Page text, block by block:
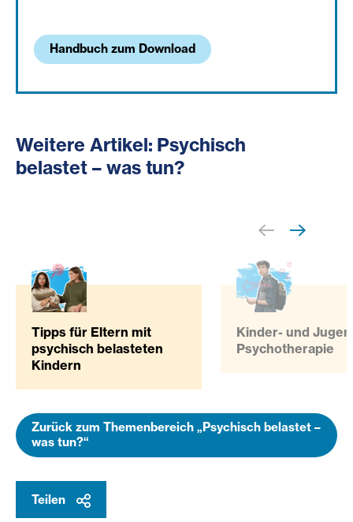
Handbuch zum Download
Weitere Artikel: Psychisch
belastet – was tun?
Tipps für Eltern mit
psychisch belasteten
Kindern
Kinder- und
Psychotherapie
Zurück zum Themenbereich „Psychisch belastet –
was tun?“
Teilen